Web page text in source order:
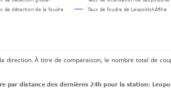
direction. À titre de comparaison, le nombre total de